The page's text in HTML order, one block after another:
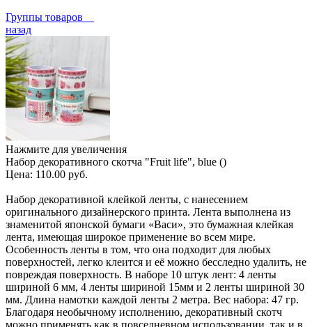
Группы товаров
назад
Нажмите для увеличения
Набор декоративного скотча "Fruit life", blue ()
Цена: 110.00 руб.
Набор декоративной клейкой ленты, с нанесением
оригинального дизайнерского принта. Лента выполнена из
знаменитой японской бумаги «Васи», это бумажная клейкая
лента, имеющая широкое применение во всем мире.
Особенность ленты в том, что она подходит для любых
поверхностей, легко клеится и её можно бесследно удалить, не
повреждая поверхность. В наборе 10 штук лент: 4 ленты
шириной 6 мм, 4 ленты шириной 15мм и 2 ленты шириной 30
мм. Длина намотки каждой ленты 2 метра. Вес набора: 47 гр.
Благодаря необычному исполнению, декоративный скотч
можно применять как в повседневном использовании, так и в